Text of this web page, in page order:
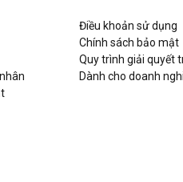
Điều khoản sử dụng
Chính sách bảo mật
Quy trình giải quyết
Dành cho doanh